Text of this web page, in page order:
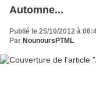
Automne...
Publié le 25/10/2012 à
Par NounoursPTML